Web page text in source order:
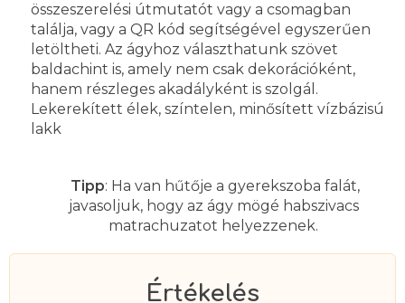
összeszerelési útmutatót vagy a csomagban
találja, vagy a QR kód segítségével egyszerűen
letöltheti. Az ágyhoz választhatunk szövet
baldachint is, amely nem csak dekorációként,
hanem részleges akadályként is szolgál.
Lekerekített élek, színtelen, minősített vízbázisú
lakk
Tipp: Ha van hűtője a gyerekszoba falát,
javasoljuk, hogy az ágy mögé habszivacs
matrachuzatot helyezzenek.